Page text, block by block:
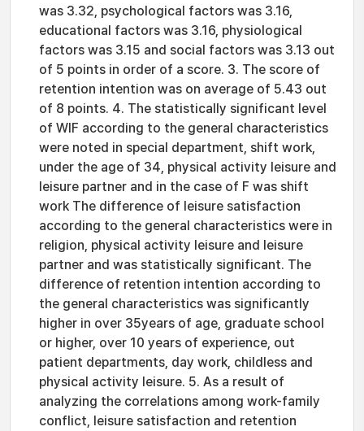
was 3.32, psychological factors was 3.16,
educational factors was 3.16, physiological
factors was 3.15 and social factors was 3.13 out
of 5 points in order of a score. 3. The score of
retention intention was on average of 5.43 out
of 8 points. 4. The statistically significant level
of WIF according to the general characteristics
were noted in special department, shift work,
under the age of 34, physical activity leisure and
leisure partner and in the case of F was shift
work The difference of leisure satisfaction
according to the general characteristics were in
religion, physical activity leisure and leisure
partner and was statistically significant. The
difference of retention intention according to
the general characteristics was significantly
higher in over 35years of age, graduate school
or higher, over 10 years of experience, out
patient departments, day work, childless and
physical activity leisure. 5. As a result of
analyzing the correlations among work-family
conflict, leisure satisfaction and retention